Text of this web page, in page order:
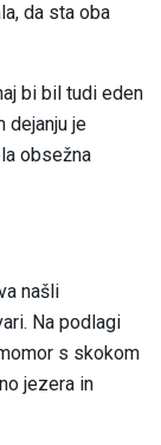
da sta oba
bi bil tudi eden
dejanju je
obsežna
našli
Na podlagi
s skokom
jezera in